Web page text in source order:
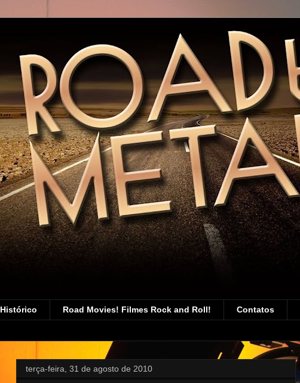
Histórico Road Movies! Filmes Rock and Roll! Contatos
terça-feira, 31 de agosto de 2010